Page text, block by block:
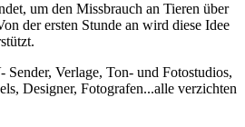
um den Missbrauch an Tieren über
der ersten Stunde an wird diese Idee
Verlage, Ton- und Fotostudios,
Designer, Fotografen...alle verzichten